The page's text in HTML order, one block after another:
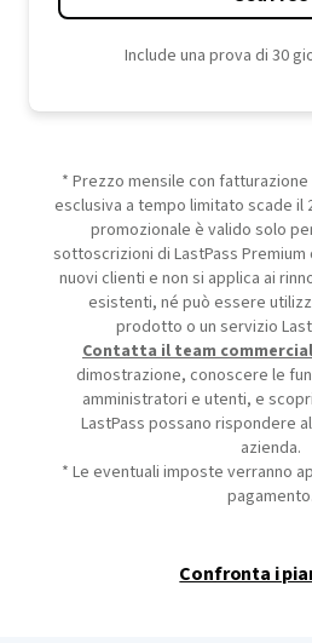
Usa Free
Include una prova di 30
* Prezzo mensile con fatturazione
esclusiva a tempo limitato scade il
promozionale è valido solo
sottoscrizioni di LastPass Premium
nuovi clienti e non si applica ai
esistenti, né può essere
prodotto o un servizio
Contatta il team
dimostrazione, conoscere le
amministratori e utenti, e
LastPass possano rispondere
azienda.